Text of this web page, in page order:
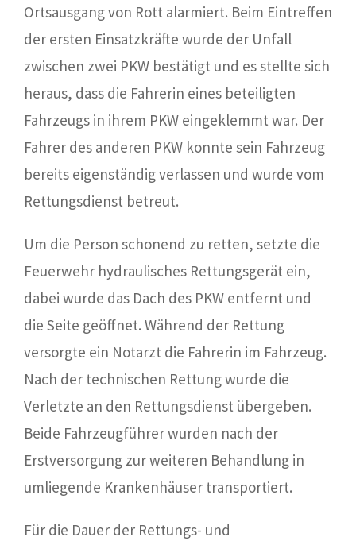
Ortsausgang von Rott alarmiert. Beim Eintreffen
der ersten Einsatzkräfte wurde der Unfall
zwischen zwei PKW bestätigt und es stellte sich
heraus, dass die Fahrerin eines beteiligten
Fahrzeugs in ihrem PKW eingeklemmt war. Der
Fahrer des anderen PKW konnte sein Fahrzeug
bereits eigenständig verlassen und wurde vom
Rettungsdienst betreut.
Um die Person schonend zu retten, setzte die
Feuerwehr hydraulisches Rettungsgerät ein,
dabei wurde das Dach des PKW entfernt und
die Seite geöffnet. Während der Rettung
versorgte ein Notarzt die Fahrerin im Fahrzeug.
Nach der technischen Rettung wurde die
Verletzte an den Rettungsdienst übergeben.
Beide Fahrzeugführer wurden nach der
Erstversorgung zur weiteren Behandlung in
umliegende Krankenhäuser transportiert.
Für die Dauer der Rettungs- und